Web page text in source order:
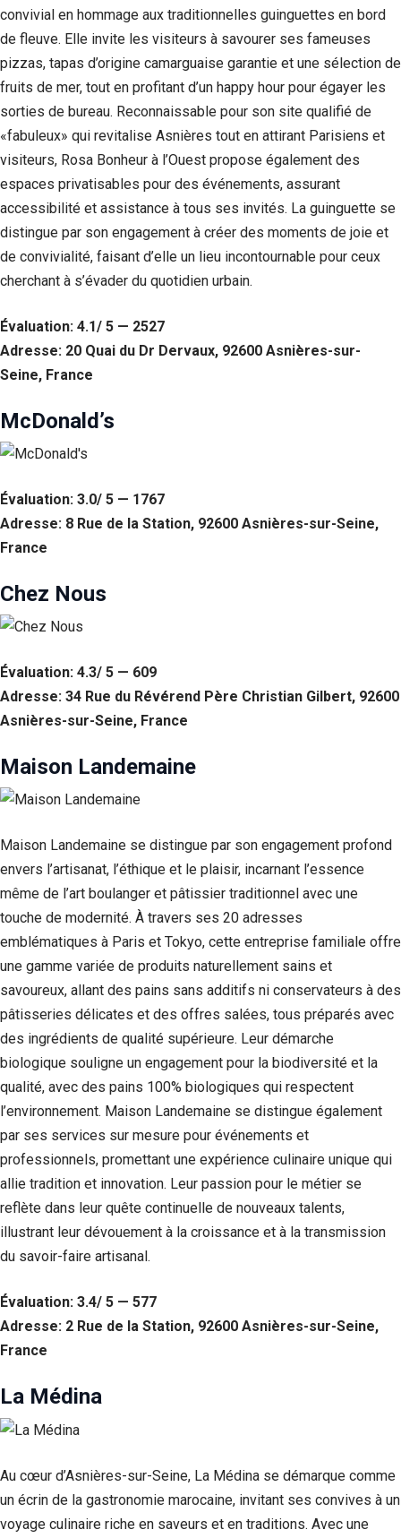
convivial en hommage aux traditionnelles guinguettes en bord
de fleuve. Elle invite les visiteurs à savourer ses fameuses
pizzas, tapas d’origine camarguaise garantie et une sélection de
fruits de mer, tout en profitant d’un happy hour pour égayer les
sorties de bureau. Reconnaissable pour son site qualifié de
«fabuleux» qui revitalise Asnières tout en attirant Parisiens et
visiteurs, Rosa Bonheur à l’Ouest propose également des
espaces privatisables pour des événements, assurant
accessibilité et assistance à tous ses invités. La guinguette se
distingue par son engagement à créer des moments de joie et
de convivialité, faisant d’elle un lieu incontournable pour ceux
cherchant à s’évader du quotidien urbain.
Évaluation: 4.1/ 5 — 2527
Adresse: 20 Quai du Dr Dervaux, 92600 Asnières-sur-
Seine, France
McDonald’s
Évaluation: 3.0/ 5 — 1767
Adresse: 8 Rue de la Station, 92600 Asnières-sur-Seine,
France
Chez Nous
Évaluation: 4.3/ 5 — 609
Adresse: 34 Rue du Révérend Père Christian Gilbert, 92600
Asnières-sur-Seine, France
Maison Landemaine
Maison Landemaine se distingue par son engagement profond
envers l’artisanat, l’éthique et le plaisir, incarnant l’essence
même de l’art boulanger et pâtissier traditionnel avec une
touche de modernité. À travers ses 20 adresses
emblématiques à Paris et Tokyo, cette entreprise familiale offre
une gamme variée de produits naturellement sains et
savoureux, allant des pains sans additifs ni conservateurs à des
pâtisseries délicates et des offres salées, tous préparés avec
des ingrédients de qualité supérieure. Leur démarche
biologique souligne un engagement pour la biodiversité et la
qualité, avec des pains 100% biologiques qui respectent
l’environnement. Maison Landemaine se distingue également
par ses services sur mesure pour événements et
professionnels, promettant une expérience culinaire unique qui
allie tradition et innovation. Leur passion pour le métier se
reflète dans leur quête continuelle de nouveaux talents,
illustrant leur dévouement à la croissance et à la transmission
du savoir-faire artisanal.
Évaluation: 3.4/ 5 — 577
Adresse: 2 Rue de la Station, 92600 Asnières-sur-Seine,
France
La Médina
Au cœur d’Asnières-sur-Seine, La Médina se démarque comme
un écrin de la gastronomie marocaine, invitant ses convives à un
voyage culinaire riche en saveurs et en traditions. Avec une
Nécessaire
Ces cookies ne
sont pas
sont
nécessaires au
fonctionnement
du site Web.
Statistiques
Afin que
améliorer la
fonctionnalité
et la structure
du site Web,
de la façon
dont le site
Web est
utilisé.
Experience
Afin que notre
site Web
aussi bien que
de votre visite.
cookies,
certaines
disparaîtront
du site Web.
Marketing
En partageant
votre intérêt et
votre
comportement
lorsque vous
visitez notre
site, vous
augmentez les
chances de
contenu et des
offres
personnalisés.